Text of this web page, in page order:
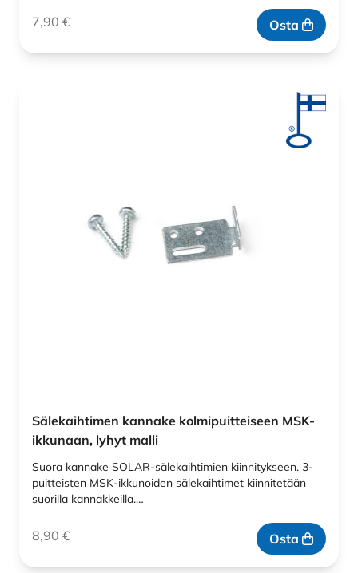
7,90 € Osta
Sälekaihtimen kannake kolmipuitteiseen MSK-
ikkunaan, lyhyt malli
Suora kannake SOLAR-sälekaihtimien kiinnitykseen. 3-
puitteisten MSK-ikkunoiden sälekaihtimet kiinnitetään
suorilla kannakkeilla.…
8,90 € Osta